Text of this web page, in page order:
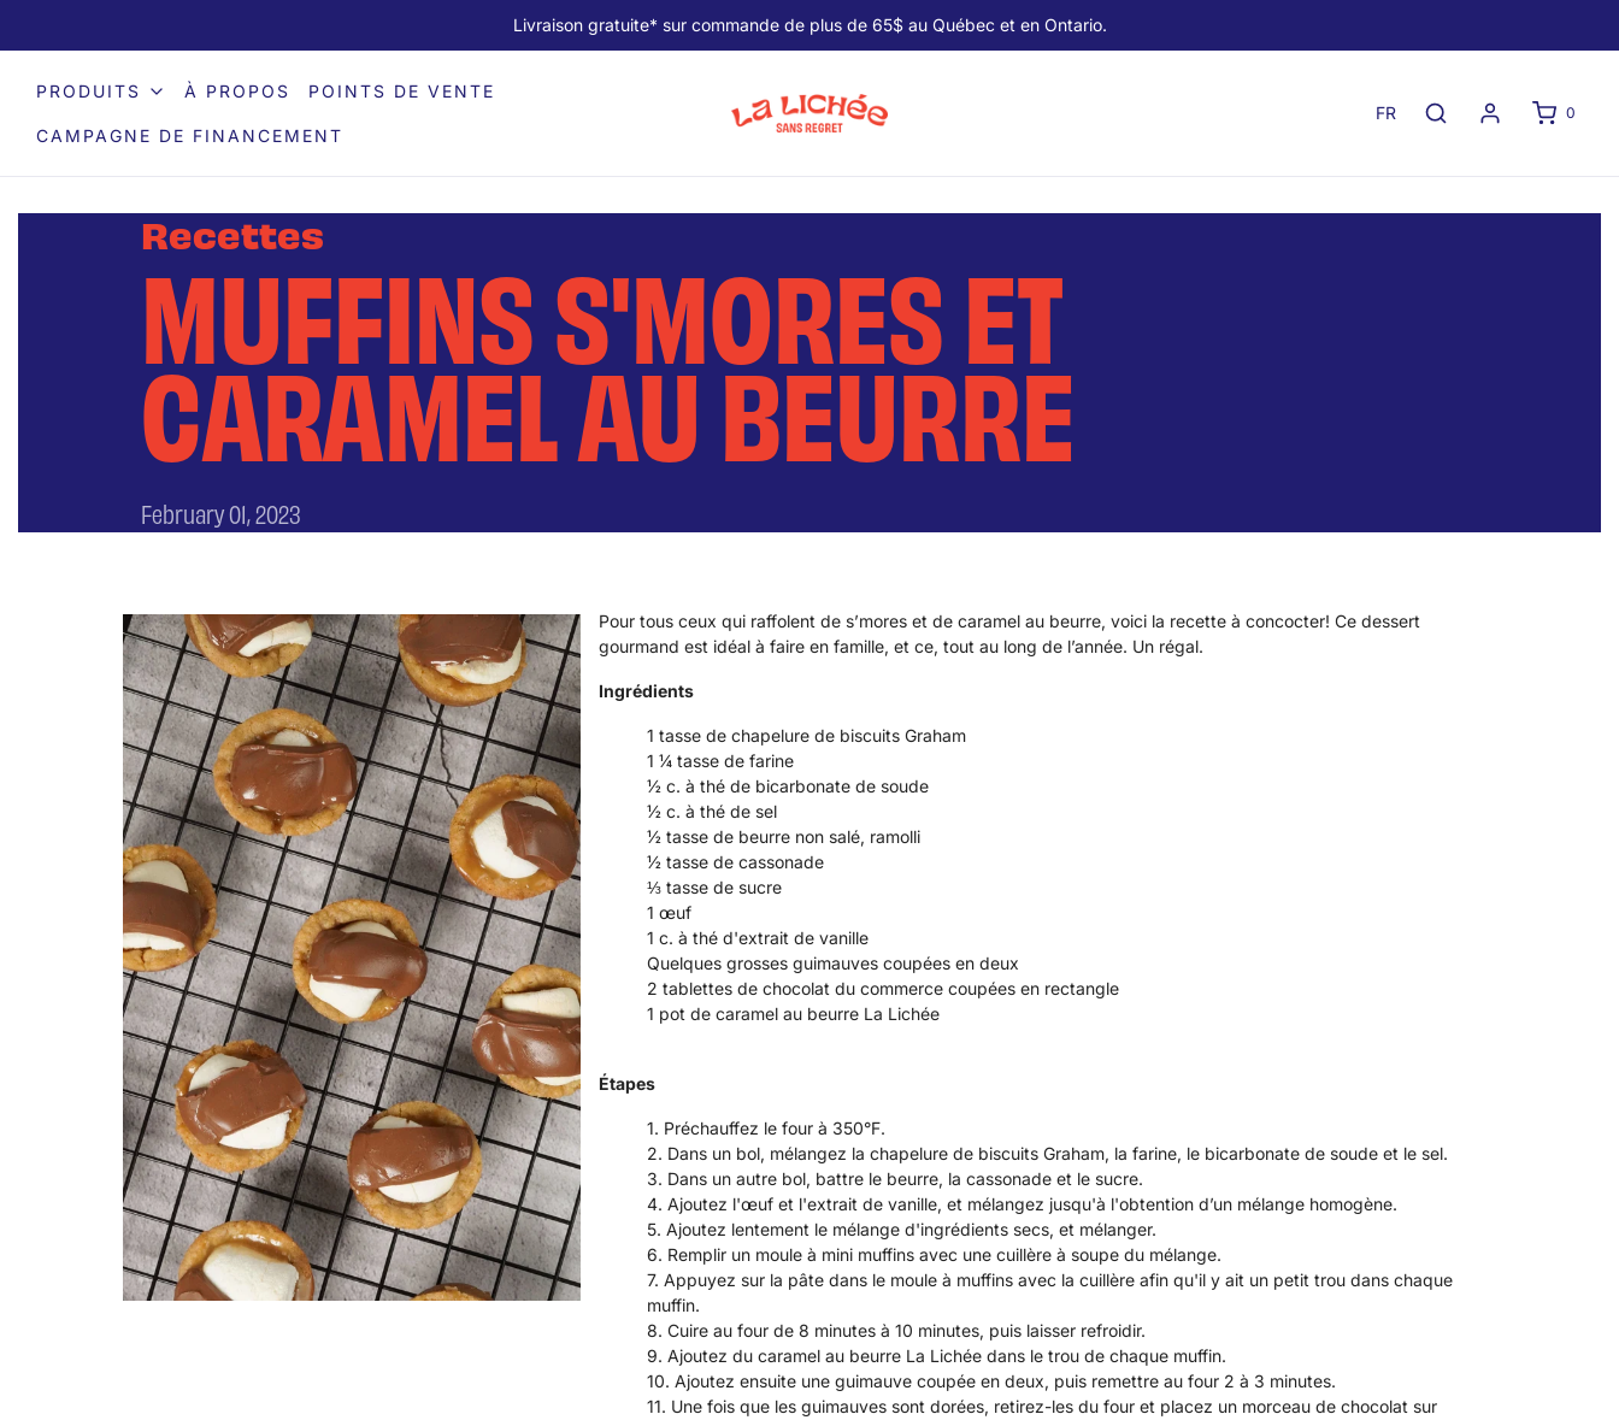
Livraison gratuite* sur commande de plus de 65$ au Québec et en Ontario.
PRODUITS À PROPOS POINTS DE VENTE
CAMPAGNE DE FINANCEMENT
0
FR
Recettes
MUFFINS S'MORES ET
CARAMEL AU BEURRE
February 01, 2023
Pour tous ceux qui raffolent de s’mores et de caramel au beurre, voici la recette à concocter! Ce dessert
gourmand est idéal à faire en famille, et ce, tout au long de l’année. Un régal.
Ingrédients
1 tasse de chapelure de biscuits Graham
1 ¼ tasse de farine
½ c. à thé de bicarbonate de soude
½ c. à thé de sel
½ tasse de beurre non salé, ramolli
½ tasse de cassonade
⅓ tasse de sucre
1 œuf
1 c. à thé d'extrait de vanille
Quelques grosses guimauves coupées en deux
2 tablettes de chocolat du commerce coupées en rectangle
1 pot de caramel au beurre La Lichée
Étapes
Préchauffez le four à 350°F.
Dans un bol, mélangez la chapelure de biscuits Graham, la farine, le bicarbonate de soude et le sel.
Dans un autre bol, battre le beurre, la cassonade et le sucre.
Ajoutez l'œuf et l'extrait de vanille, et mélangez jusqu'à l'obtention d’un mélange homogène.
Ajoutez lentement le mélange d'ingrédients secs, et mélanger.
Remplir un moule à mini muffins avec une cuillère à soupe du mélange.
Appuyez sur la pâte dans le moule à muffins avec la cuillère afin qu'il y ait un petit trou dans chaque
muffin.
Cuire au four de 8 minutes à 10 minutes, puis laisser refroidir.
Ajoutez du caramel au beurre La Lichée dans le trou de chaque muffin.
Ajoutez ensuite une guimauve coupée en deux, puis remettre au four 2 à 3 minutes.
Une fois que les guimauves sont dorées, retirez-les du four et placez un morceau de chocolat sur